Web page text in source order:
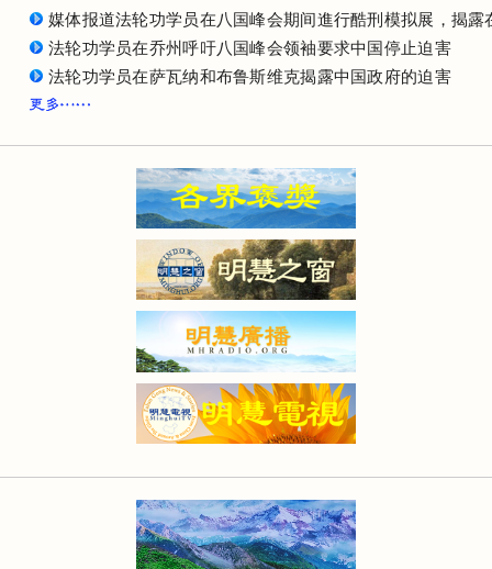
媒体报道法轮功学员在八国峰会期间進行酷刑模拟展，揭露
法轮功学员在乔州呼吁八国峰会领袖要求中国停止迫害
法轮功学员在萨瓦纳和布鲁斯维克揭露中国政府的迫害